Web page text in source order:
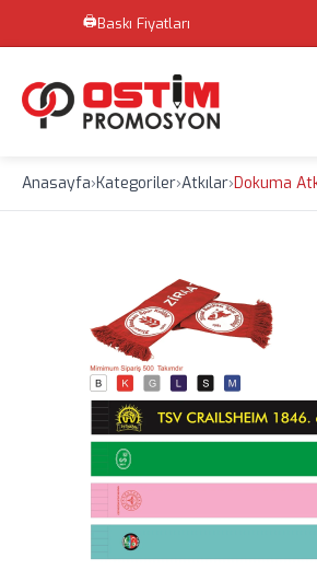
🖨️Baskı Fiyatları
Anasayfa›Kategoriler›Atkılar›Dokuma